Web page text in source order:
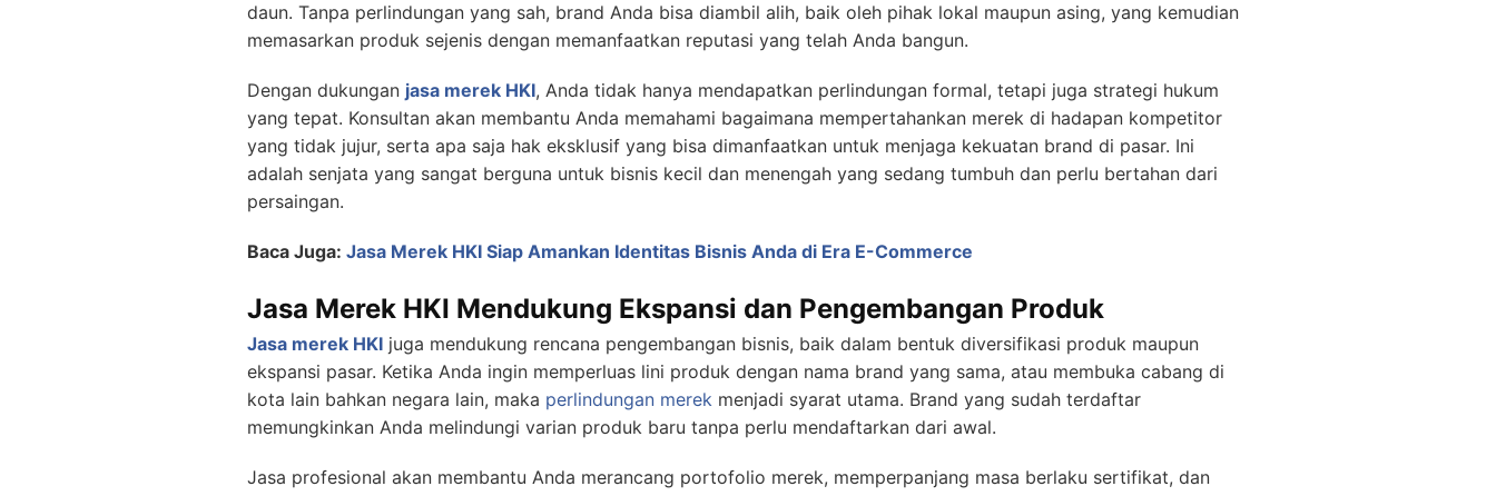
daun. Tanpa perlindungan yang sah, brand Anda bisa diambil alih, baik oleh pihak lokal maupun asing, yang kemudian
memasarkan produk sejenis dengan memanfaatkan reputasi yang telah Anda bangun.
Dengan dukungan jasa merek HKI, Anda tidak hanya mendapatkan perlindungan formal, tetapi juga strategi hukum
yang tepat. Konsultan akan membantu Anda memahami bagaimana mempertahankan merek di hadapan kompetitor
yang tidak jujur, serta apa saja hak eksklusif yang bisa dimanfaatkan untuk menjaga kekuatan brand di pasar. Ini
adalah senjata yang sangat berguna untuk bisnis kecil dan menengah yang sedang tumbuh dan perlu bertahan dari
persaingan.
Baca Juga: Jasa Merek HKI Siap Amankan Identitas Bisnis Anda di Era E-Commerce
Jasa Merek HKI Mendukung Ekspansi dan Pengembangan Produk
Jasa merek HKI juga mendukung rencana pengembangan bisnis, baik dalam bentuk diversifikasi produk maupun
ekspansi pasar. Ketika Anda ingin memperluas lini produk dengan nama brand yang sama, atau membuka cabang di
kota lain bahkan negara lain, maka perlindungan merek menjadi syarat utama. Brand yang sudah terdaftar
memungkinkan Anda melindungi varian produk baru tanpa perlu mendaftarkan dari awal.
Jasa profesional akan membantu Anda merancang portofolio merek, memperpanjang masa berlaku sertifikat, dan